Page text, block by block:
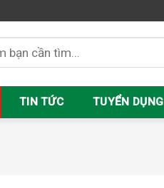
TIN TỨC TUYỂN DỤNG